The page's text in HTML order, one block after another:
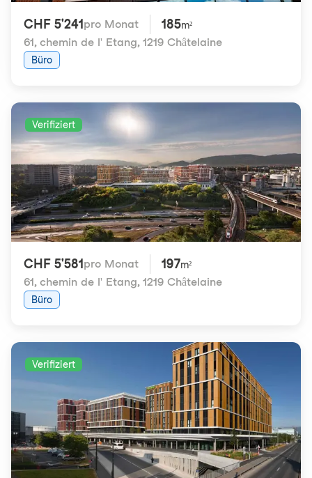
CHF 5'241 pro Monat 185m²
61, chemin de l' Etang, 1219 Châtelaine
Büro
Verifiziert
CHF 5'581 pro Monat 197m²
61, chemin de l' Etang, 1219 Châtelaine
Büro
Verifiziert